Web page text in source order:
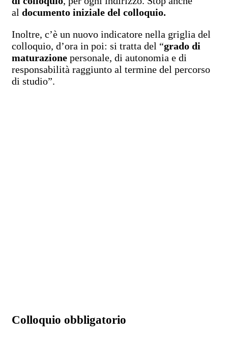
al documento iniziale del colloquio.
Inoltre, c’è un nuovo indicatore nella griglia del
colloquio, d’ora in poi: si tratta del “grado di
maturazione personale, di autonomia e di
responsabilità raggiunto al termine del percorso
di studio”.
Colloquio obbligatorio